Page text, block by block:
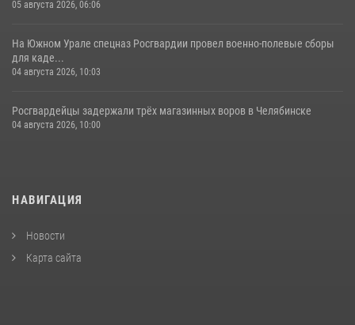
05 августа 2026, 06:06
На Южном Урале спецназ Росгвардии провел военно-полевые сборы
для каде...
04 августа 2026, 10:03
Росгвардейцы задержали трёх магазинных воров в Челябинске
04 августа 2026, 10:00
НАВИГАЦИЯ
Новости
Карта сайта